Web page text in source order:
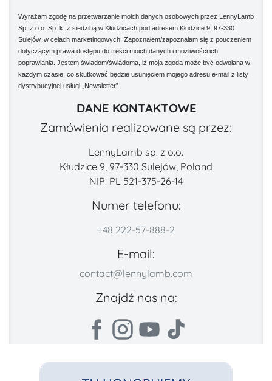
Wyrażam zgodę na przetwarzanie moich danych osobowych przez LennyLamb
Sp. z o.o. Sp. k. z siedzibą w Kłudzicach pod adresem Kłudzice 9, 97-330
Sulejów, w celach marketingowych. Zapoznałem/zapoznałam się z pouczeniem
dotyczącym prawa dostępu do treści moich danych i możliwości ich
poprawiania. Jestem świadom/świadoma, iż moja zgoda może być odwołana w
każdym czasie, co skutkować będzie usunięciem mojego adresu e-mail z listy
dystrybucyjnej usługi „Newsletter”.
DANE KONTAKTOWE
Zamówienia realizowane są przez:
LennyLamb sp. z o.o.
Kłudzice 9, 97-330 Sulejów, Poland
NIP: PL 521-375-26-14
Numer telefonu:
+48 222-57-888-2
E-mail:
contact@lennylamb.com
Znajdź nas na: